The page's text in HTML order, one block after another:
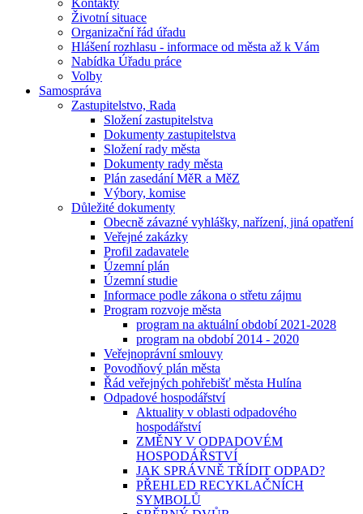
Životní situace
Organizační řád úřadu
Hlášení rozhlasu - informace od města až k Vám
Nabídka Úřadu práce
Volby
Samospráva
Zastupitelstvo, Rada
Složení zastupitelstva
Dokumenty zastupitelstva
Složení rady města
Dokumenty rady města
Plán zasedání MěR a MěZ
Výbory, komise
Důležité dokumenty
Obecně závazné vyhlášky, nařízení, jiná opatření
Veřejné zakázky
Profil zadavatele
Územní plán
Územní studie
Informace podle zákona o střetu zájmu
Program rozvoje města
program na aktuální období 2021-2028
program na období 2014 - 2020
Veřejnoprávní smlouvy
Povodňový plán města
Řád veřejných pohřebišť města Hulína
Odpadové hospodářství
Aktuality v oblasti odpadového
hospodářství
ZMĚNY V ODPADOVÉM
HOSPODÁŘSTVÍ
JAK SPRÁVNĚ TŘÍDIT ODPAD?
PŘEHLED RECYKLAČNÍCH
SYMBOLŮ